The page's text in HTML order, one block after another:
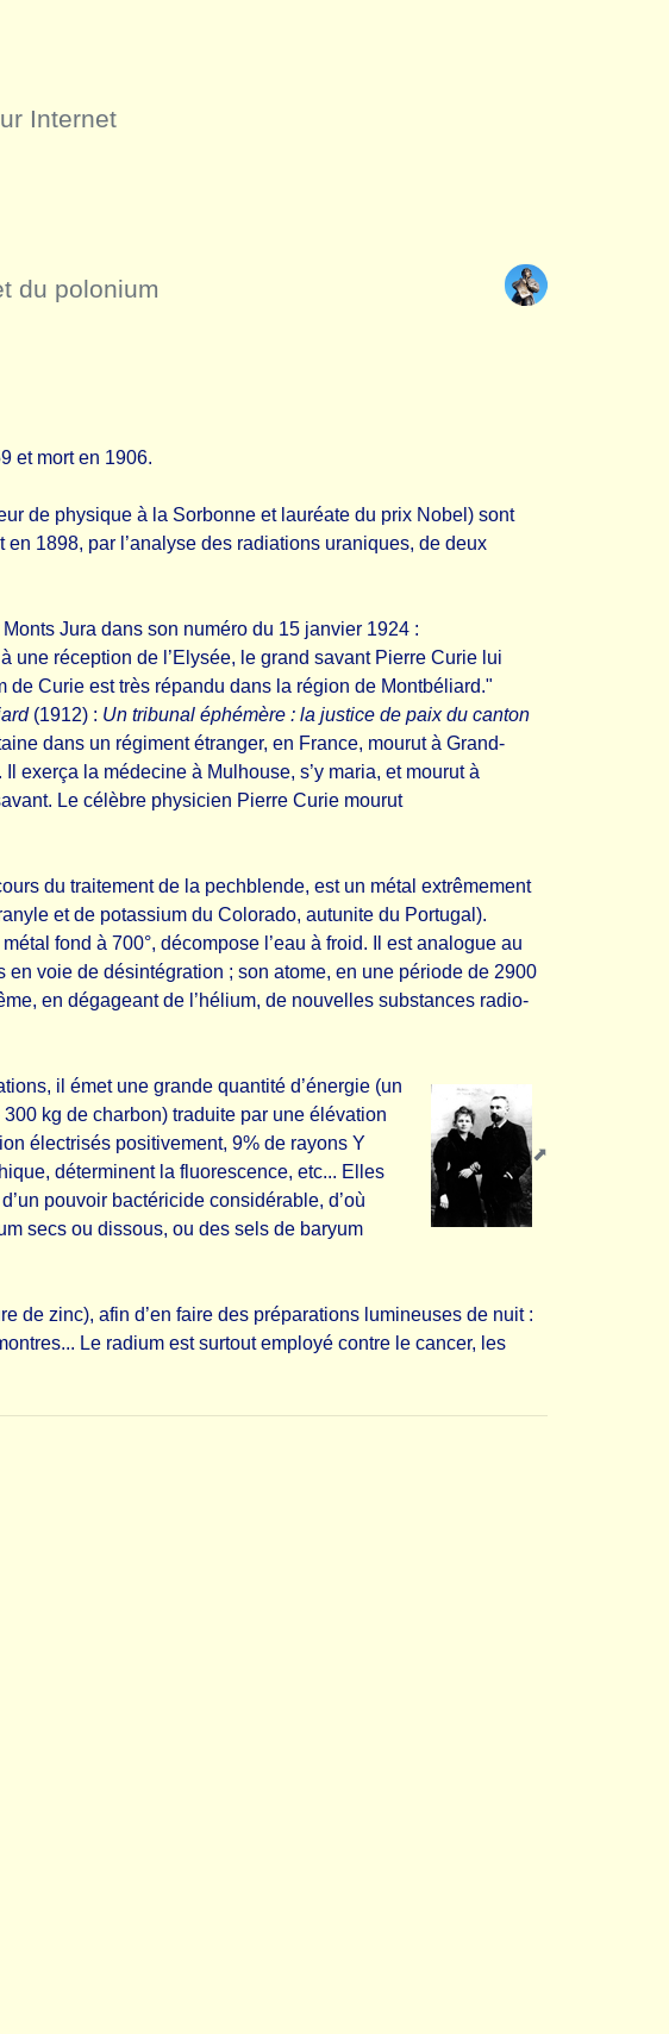
Internet
du polonium
et mort en 1906.
de physique à la Sorbonne et lauréate du prix Nobel) sont
1898, par l’analyse des radiations uraniques, de deux
Jura dans son numéro du 15 janvier 1924 :
une réception de l’Elysée, le grand savant Pierre Curie lui
de Curie est très répandu dans la région de Montbéliard."
(1912) : Un tribunal éphémère : la justice de paix du canton
dans un régiment étranger, en France, mourut à Grand-
exerça la médecine à Mulhouse, s’y maria, et mourut à
Le célèbre physicien Pierre Curie mourut
du traitement de la pechblende, est un métal extrêmement
et de potassium du Colorado, autunite du Portugal).
fond à 700°, décompose l’eau à froid. Il est analogue au
voie de désintégration ; son atome, en une période de 2900
en dégageant de l’hélium, de nouvelles substances radio-
il émet une grande quantité d’énergie (un
kg de charbon) traduite par une élévation
électrisés positivement, 9% de rayons Y
déterminent la fluorescence, etc... Elles
pouvoir bactéricide considérable, d’où
secs ou dissous, ou des sels de baryum
de zinc), afin d’en faire des préparations lumineuses de nuit :
Le radium est surtout employé contre le cancer, les